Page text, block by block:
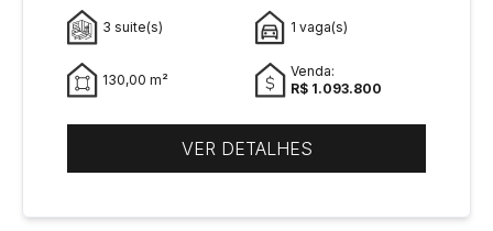
3 suite(s) 1 vaga(s)
130,00 m²
Venda:
R$ 1.093.800
VER DETALHES